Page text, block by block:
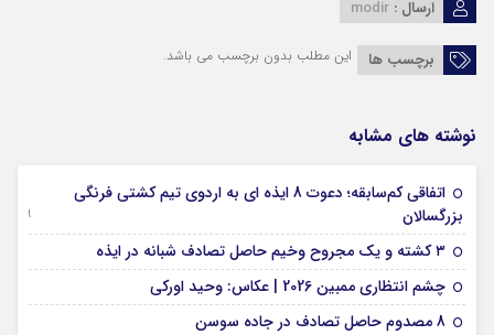
ارسال : modir
برچسب ها این مطلب بدون برچسب می باشد.
نوشته های مشابه
اتفاقی کم‌سابقه؛ دعوت 8 ایذه ای به اردوی تیم کشتی فرنگی
بزرگسالان
09 جولای 2026
۳ کشته و یک مجروح وخیم حاصل تصادف شبانه در ایذه
چشم انتظاری ممبین 2026 | عکاس: وحید اورکی
8 مصدوم حاصل تصادف در جاده سوسن